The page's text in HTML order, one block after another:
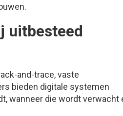
uitbesteed
and-trace, vaste
bieden digitale systemen
wanneer die wordt verwacht